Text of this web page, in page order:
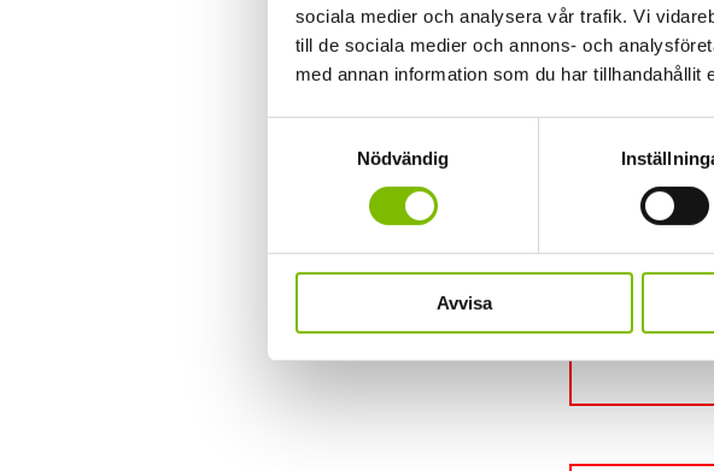
sociala medier och analysera vår trafik. Vi
till de sociala medier och annons- och
med annan information som du har
Nödvändig
Avvisa
Den
Den